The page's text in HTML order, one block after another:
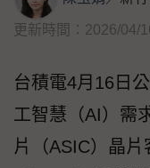
更新時間：2026/04/
台積電4月16日
工智慧（AI）需
片（ASIC）晶